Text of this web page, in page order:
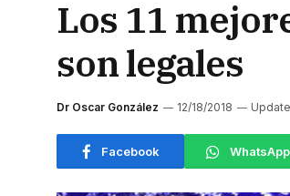
Los 11
son legales
Dr Oscar González 12/18/2018
Facebook WhatsApp